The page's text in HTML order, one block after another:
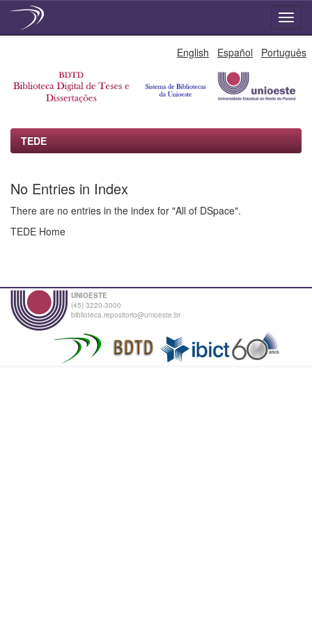
English Español Português
TEDE
No Entries in Index
There are no entries in the index for "All of DSpace".
TEDE Home
UNIOESTE
(45) 3220-3000
biblioteca.repositorio@unioeste.br